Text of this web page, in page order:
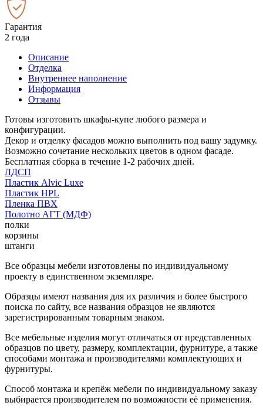
Гарантия
2 года
Описание
Отделка
Внутреннее наполнение
Информация
Отзывы
Готовы изготовить шкафы-купе любого размера и
конфигурации.
Декор и отделку фасадов можно выполнить под вашу задумку.
Возможно сочетание нескольких цветов в одном фасаде.
Бесплатная сборка в течение 1-2 рабочих дней.
ЛДСП
Пластик Alvic Luxe
Пластик HPL
Пленка ПВХ
Полотно АГТ (МДФ)
полки
корзины
штанги
Все образцы мебели изготовлены по индивидуальному
проекту в единственном экземпляре.
Образцы имеют названия для их различия и более быстрого
поиска по сайту, все названия образцов не являются
зарегистрированным товарным знаком.
Все мебельные изделия могут отличаться от представленных
образцов по цвету, размеру, комплектации, фурнитуре, а также
способами монтажа и производителями комплектующих и
фурнитуры.
Способ монтажа и крепёж мебели по индивидуальному заказу
выбирается производителем по возможности её применения.